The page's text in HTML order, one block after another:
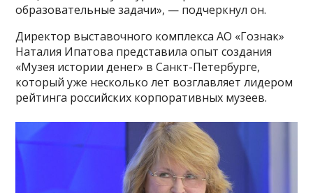
образовательные задачи», — подчеркнул он.
Директор выставочного комплекса АО «Гознак»
Наталия Ипатова представила опыт создания
«Музея истории денег» в Санкт-Петербурге,
который уже несколько лет возглавляет лидером
рейтинга российских корпоративных музеев.